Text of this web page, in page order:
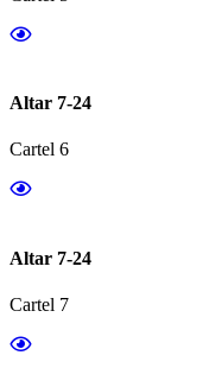
Altar 7-24
Cartel 6
Altar 7-24
Cartel 7